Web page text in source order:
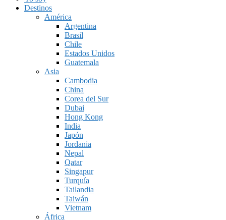
Destinos
América
Argentina
Brasil
Chile
Estados Unidos
Guatemala
Asia
Cambodia
China
Corea del Sur
Dubai
Hong Kong
India
Japón
Jordania
Nepal
Qatar
Singapur
Turquía
Tailandia
Taiwán
Vietnam
África